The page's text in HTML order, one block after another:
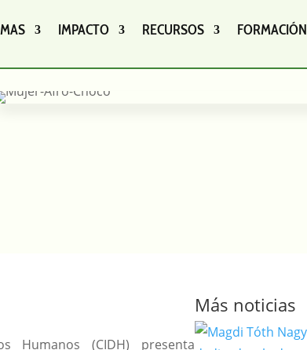
IMPACTO RECURSOS FORMACIÓN
Humanos (CIDH) presenta
Más noticias